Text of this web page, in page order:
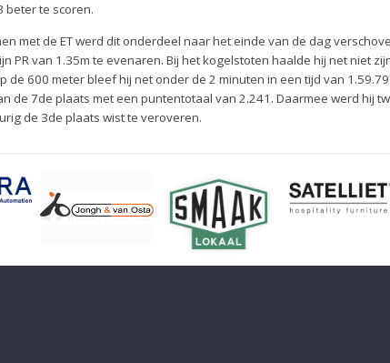
beter te scoren.
met de ET werd dit onderdeel naar het einde van de dag
van 1.35m te evenaren. Bij het kogelstoten haalde hij net niet
600 meter bleef hij net onder de 2 minuten in een tijd van
de 7de plaats met een puntentotaal van 2.241. Daarmee werd hij
de 3de plaats wist te veroveren.